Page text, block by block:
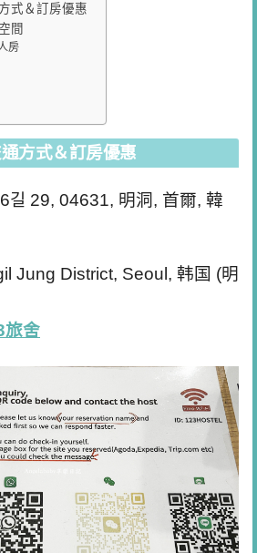
式＆訂房優惠
間
房
方式＆訂房優惠
6길 29, 04631, 明洞, 首爾, 韓
Jung District, Seoul, 韩国 (明
旅舍